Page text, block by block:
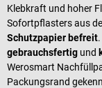
Klebkraft und hoher
Sofortpflasters aus
Schutzpapier befreit
gebrauchsfertig und
Werosmart
Packungsrand